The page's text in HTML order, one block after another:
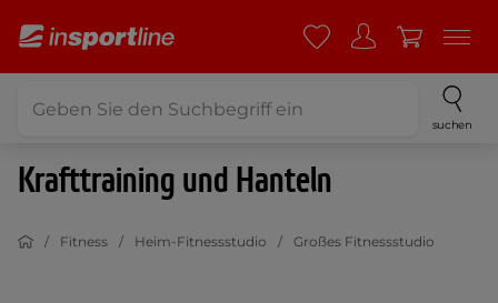
suchen
Krafttraining und Hanteln
Fitness Heim-Fitnessstudio Großes Fitnessstudio